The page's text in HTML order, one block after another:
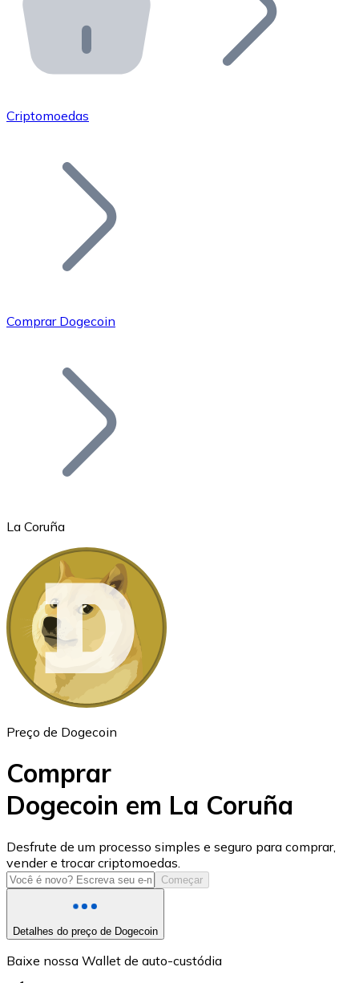
API Bitnovo
Integre nossa API no seu ecossistema.
Junte-se à nossa rede de revendedores e comercialize
Adicione o token do seu projeto ao nosso serviço de
Bitcoin
Ethereum
ETH
USD Coin
USDC
Criptomoedas
Comprar Dogecoin
La Coruña
Preço de Dogecoin
Comprar
Dogecoin em La Coruña
Desfrute de um processo simples e seguro para comprar,
vender e trocar criptomoedas.
Começar
Detalhes do preço de Dogecoin
Baixe nossa Wallet de auto-custódia